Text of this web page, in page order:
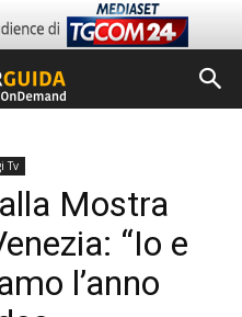
Tv
Mostra
“Io e
l’anno